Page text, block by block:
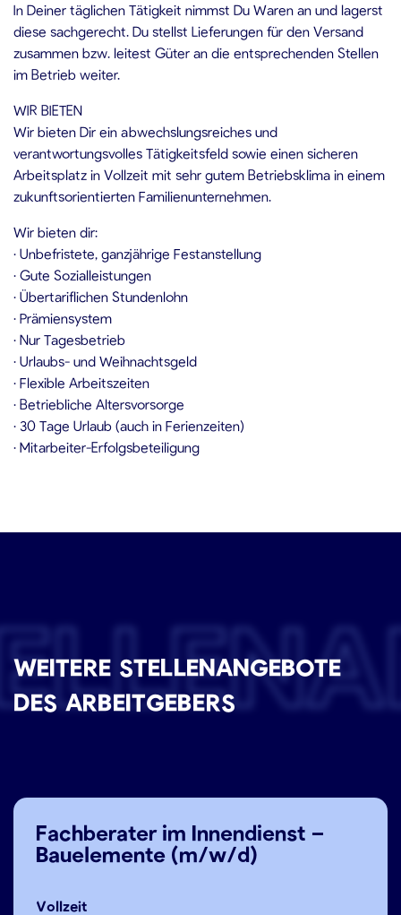
In Deiner täglichen Tätigkeit nimmst Du Waren an und lagerst
diese sachgerecht. Du stellst Lieferungen für den Versand
zusammen bzw. leitest Güter an die entsprechenden Stellen
im Betrieb weiter.
WIR BIETEN
Wir bieten Dir ein abwechslungsreiches und
verantwortungsvolles Tätigkeitsfeld sowie einen sicheren
Arbeitsplatz in Vollzeit mit sehr gutem Betriebsklima in einem
zukunftsorientierten Familienunternehmen.
Wir bieten dir:
• Unbefristete, ganzjährige Festanstellung
• Gute Sozialleistungen
• Übertariflichen Stundenlohn
• Prämiensystem
• Nur Tagesbetrieb
• Urlaubs- und Weihnachtsgeld
• Flexible Arbeitszeiten
• Betriebliche Altersvorsorge
• 30 Tage Urlaub (auch in Ferienzeiten)
• Mitarbeiter-Erfolgsbeteiligung
WEITERE STELLENANGEBOTE
DES ARBEITGEBERS
Fachberater im Innendienst –
Bauelemente (m/w/d)
Vollzeit